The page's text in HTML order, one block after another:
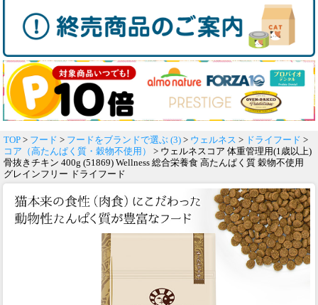
TOP > フード > フードをブランドで選ぶ (3) > ウェルネス > ドライフード >
コア（高たんぱく質・穀物不使用）
> ウェルネスコア 体重管理用(1歳以上)
骨抜きチキン 400g (51869) Wellness 総合栄養食 高たんぱく質 穀物不使用
グレインフリー ドライフード